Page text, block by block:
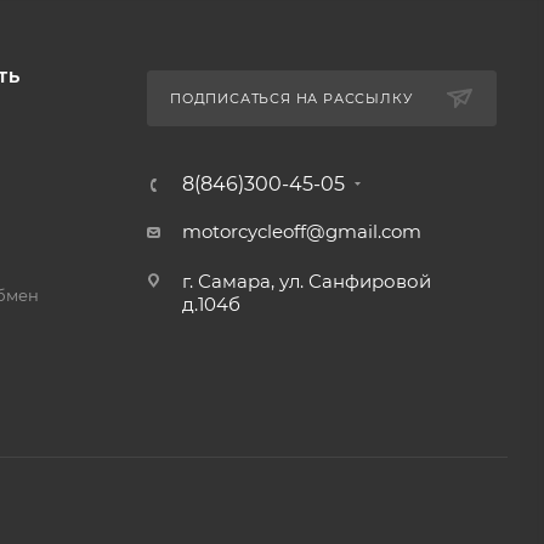
ПОДПИСАТЬСЯ НА РАССЫЛКУ
8(846)300-45-05
motorcycleoff@gmail.com
г. Самара, ул. Санфировой
д.104б